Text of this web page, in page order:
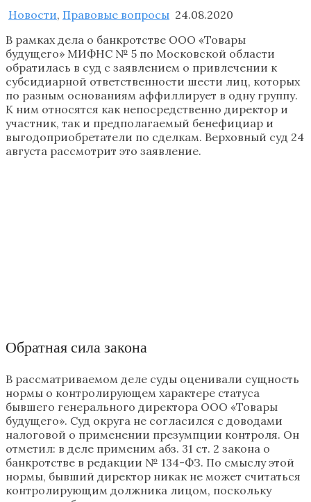
Новости, Правовые вопросы 24.08.2020
В рамках дела о банкротстве ООО «Товары
будущего» МИФНС № 5 по Московской области
обратилась в суд с заявлением о привлечении к
субсидиарной ответственности шести лиц, которых
по разным основаниям аффиллирует в одну группу.
К ним относятся как непосредственно директор и
участник, так и предполагаемый бенефициар и
выгодоприобретатели по сделкам. Верховный суд 24
августа рассмотрит это заявление.
Обратная сила закона
В рассматриваемом деле суды оценивали сущность
нормы о контролирующем характере статуса
бывшего генерального директора ООО «Товары
будущего». Суд округа не согласился с доводами
налоговой о применении презумпции контроля. Он
отметил: в деле применим абз. 31 ст. 2 закона о
банкротстве в редакции № 134-ФЗ. По смыслу этой
нормы, бывший директор никак не может считаться
контролирующим должника лицом, поскольку